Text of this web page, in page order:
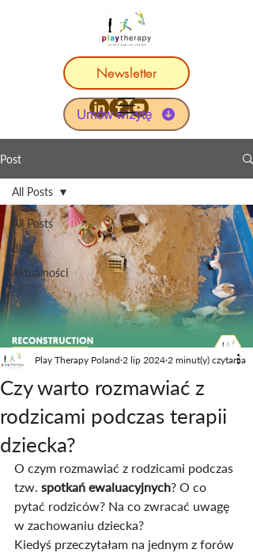
Umów wizytę
Newsletter
Post
All Posts
Blog
Aktualności
All Posts
Czy warto rozmawiać z
rodzicami podczas terapii
dziecka?
Play Therapy Poland 2 lip 2024 2 minut(y) czytania
O czym rozmawiać z rodzicami podczas
tzw. spotkań ewaluacyjnych? O co
pytać rodziców? Na co zwracać uwagę
w zachowaniu dziecka?
Kiedyś przeczytałam na jednym z forów